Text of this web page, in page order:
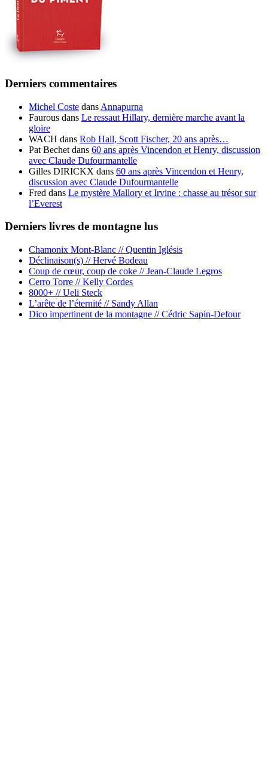
Derniers commentaires
Michel Coste dans Annapurna
Faurous dans Le ressaut Hillary, dernière marche avant la
gloire
WACH dans Rob Hall, Scott Fischer, 20 ans après…
Pat Bechet dans 60 ans après Vincendon et Henry, discussion
avec Claude Dufourmantelle
Gilles DIRICKX dans 60 ans après Vincendon et Henry,
discussion avec Claude Dufourmantelle
Fred dans Le mystère Mallory et Irvine : chasse au trésor sur
l’Everest
Derniers livres de montagne lus
Chamonix Mont-Blanc // Quentin Iglésis
Déclinaison(s) // Hervé Bodeau
Coup de cœur, coup de coke // Jean-Claude Legros
Cerro Torre // Kelly Cordes
8000+ // Ueli Steck
L’arête de l’éternité // Sandy Allan
Dico impertinent de la montagne // Cédric Sapin-Defour